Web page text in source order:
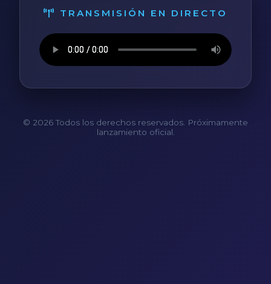
TRANSMISIÓN EN DIRECTO
© 2026 Todos los derechos reservados. Próximamente
lanzamiento oficial.